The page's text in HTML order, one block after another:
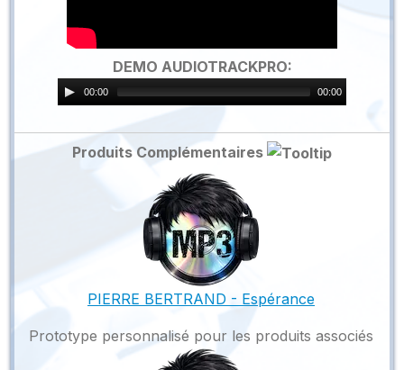
DEMO AUDIOTRACKPRO:
00:00 00:00
Produits Complémentaires
PIERRE BERTRAND - Espérance
Prototype personnalisé pour les produits associés